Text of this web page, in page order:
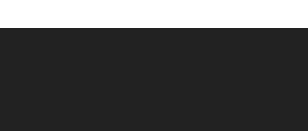
Habitaciones No fumadores